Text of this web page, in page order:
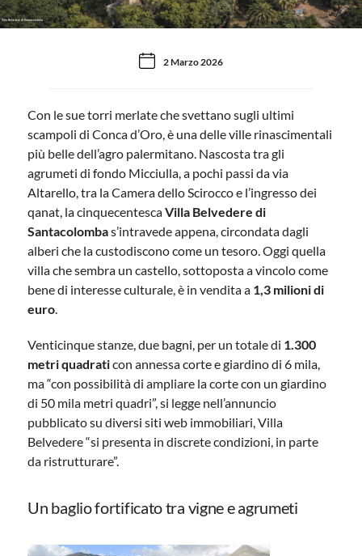
Villa Belvedere di Santacolomba
2 Marzo 2026
Con le sue torri merlate che svettano sugli ultimi
scampoli di Conca d’Oro, è una delle ville rinascimentali
più belle dell’agro palermitano. Nascosta tra gli
agrumeti di fondo Micciulla, a pochi passi da via
Altarello, tra la Camera dello Scirocco e l’ingresso dei
qanat, la cinquecentescaVilla Belvedere di
Santacolombas’intravede appena, circondata dagli
alberi che la custodiscono come un tesoro. Oggi quella
villa che sembra un castello, sottoposta a vincolo come
bene di interesse culturale, è in vendita a 1,3 milioni di
euro.
Venticinque stanze, due bagni, per un totale di 1.300
metri quadraticon annessa corte e giardino di 6 mila,
ma “con possibilità di ampliare la corte con un giardino
di 50 mila metri quadri”, si legge nell’annuncio
pubblicato su diversi siti web immobiliari, Villa
Belvedere “si presenta in discrete condizioni, in parte
da ristrutturare”.
Un baglio fortificato tra vigne e agrumeti